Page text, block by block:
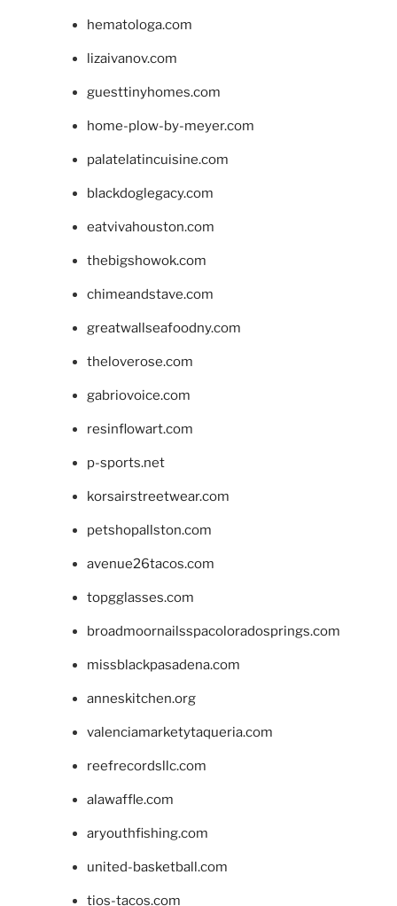
hematologa.com
lizaivanov.com
guesttinyhomes.com
home-plow-by-meyer.com
palatelatincuisine.com
blackdoglegacy.com
eatvivahouston.com
thebigshowok.com
chimeandstave.com
greatwallseafoodny.com
theloverose.com
gabriovoice.com
resinflowart.com
p-sports.net
korsairstreetwear.com
petshopallston.com
avenue26tacos.com
topgglasses.com
broadmoornailsspacoloradosprings.com
missblackpasadena.com
anneskitchen.org
valenciamarketytaqueria.com
reefrecordsllc.com
alawaffle.com
aryouthfishing.com
united-basketball.com
tios-tacos.com